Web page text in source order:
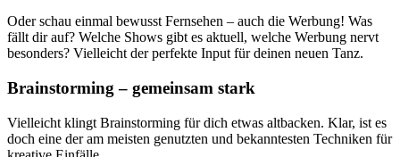
Oder schau einmal bewusst Fernsehen – auch die Werbung! Was
fällt dir auf? Welche Shows gibt es aktuell, welche Werbung nervt
besonders? Vielleicht der perfekte Input für deinen neuen Tanz.
Brainstorming – gemeinsam stark
Vielleicht klingt Brainstorming für dich etwas altbacken. Klar, ist es
doch eine der am meisten genutzten und bekanntesten Techniken für